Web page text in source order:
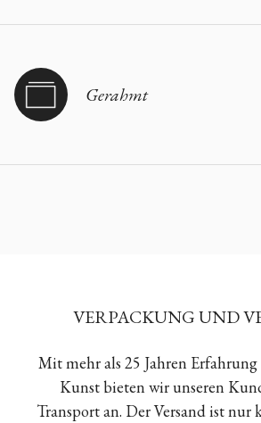
Gerahmt
VERPACKUNG UND
Mit mehr als 25 Jahren
Kunst bieten wir unseren
Transport an. Der Versand ist nur